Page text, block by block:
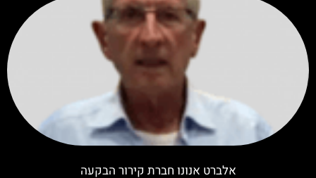
אלברט אנונו חברת קירור הבקעה